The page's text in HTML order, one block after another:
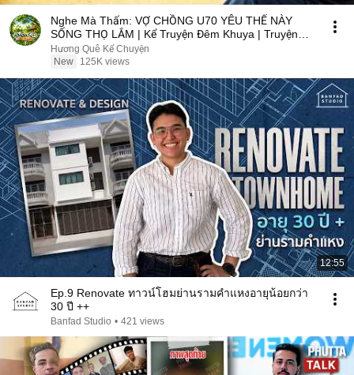
Nghe Mà Thấm: VỢ CHỒNG U70 YÊU THẾ NÀY
SỐNG THỌ LẮM | Kể Truyện Đêm Khuya | Truyện
Hay Đêm Khuya
Hương Quê Kể Chuyện
New
125K views
12:55
Ep.9 Renovate ทาวน์โฮมย่านรามคำแหงอายุน้อยกว่า
30 ปี ++
Banfad Studio • 421 views